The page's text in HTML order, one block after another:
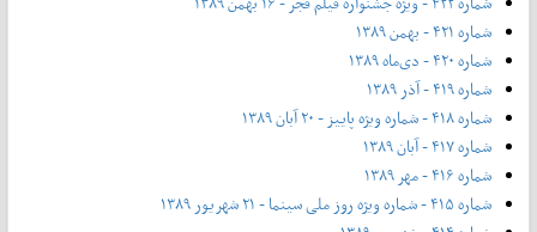
شماره ۴۲۱ - بهمن ۱۳۸۹
شماره ۴۲۰ - دی‌ماه ۱۳۸۹
شماره ۴۱۹ - آذر ۱۳۸۹
شماره ۴۱۸ - شماره ویژه پاییز - ۲۰ آبان ۱۳۸۹
شماره ۴۱۷ - آبان ۱۳۸۹
شماره ۴۱۶ - مهر ۱۳۸۹
شماره ۴۱۵ - شماره ویژه روز ملی سینما - ۲۱ شهریور ۱۳۸۹